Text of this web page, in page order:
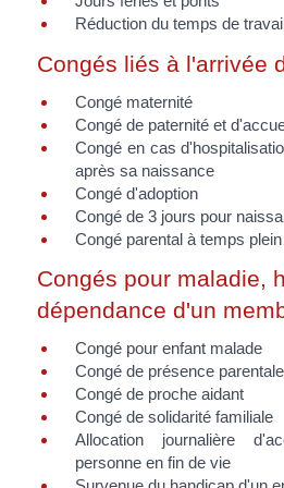
Réduction du temps de
Congés liés à l'arrivée
Congé maternité
Congé de paternité et
Congé en cas
après sa naissance
Congé d'adoption
Congé de 3 jours pour
Congé parental à temps plein
Congés pour maladie,
dépendance d'un
Congé pour enfant malade
Congé de présence parentale
Congé de proche aidant
Congé de solidarité familiale
Allocation journalière
personne en fin de vie